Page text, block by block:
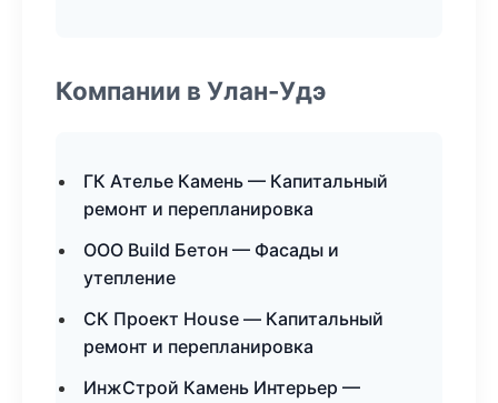
Компании в Улан-Удэ
ГК Ателье Камень — Капитальный
ремонт и перепланировка
ООО Build Бетон — Фасады и
утепление
СК Проект House — Капитальный
ремонт и перепланировка
ИнжСтрой Камень Интерьер —